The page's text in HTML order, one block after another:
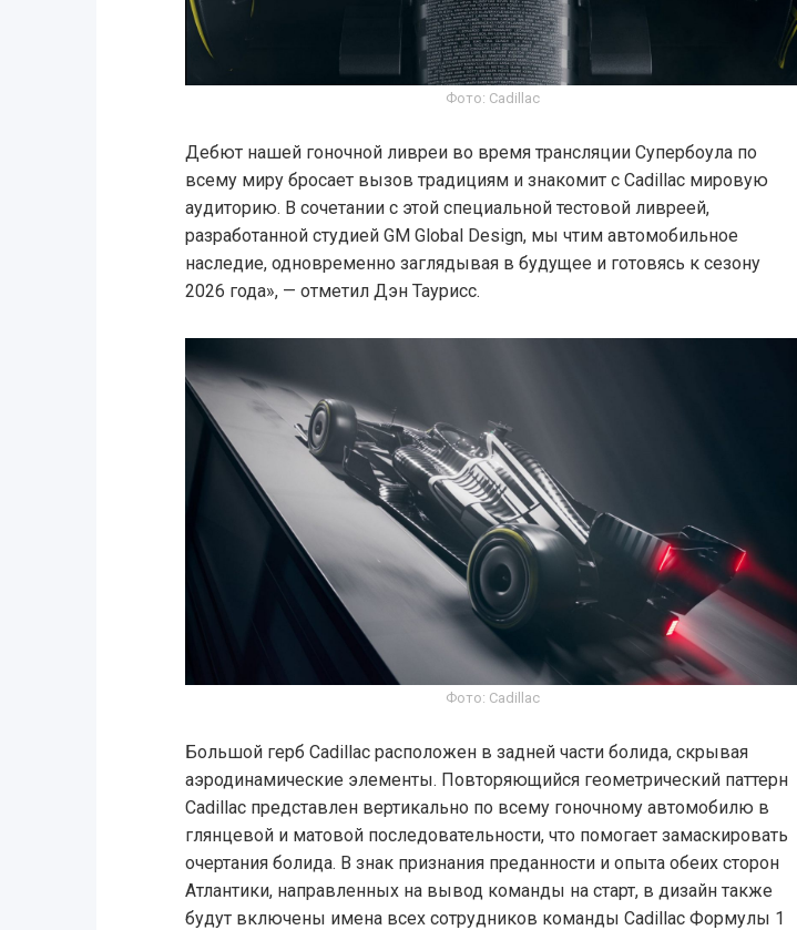
Фото: Cadillac
Дебют нашей гоночной ливреи во время трансляции Супербоула по
всему миру бросает вызов традициям и знакомит с Cadillac мировую
аудиторию. В сочетании с этой специальной тестовой ливреей,
разработанной студией GM Global Design, мы чтим автомобильное
наследие, одновременно заглядывая в будущее и готовясь к сезону
2026 года», — отметил Дэн Таурисс.
Фото: Cadillac
Большой герб Cadillac расположен в задней части болида, скрывая
аэродинамические элементы. Повторяющийся геометрический паттерн
Cadillac представлен вертикально по всему гоночному автомобилю в
глянцевой и матовой последовательности, что помогает замаскировать
очертания болида. В знак признания преданности и опыта обеих сторон
Атлантики, направленных на вывод команды на старт, в дизайн также
будут включены имена всех сотрудников команды Cadillac Формулы 1